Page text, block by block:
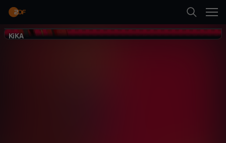
Suche
KiKA KiKA